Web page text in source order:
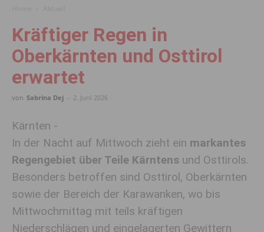
Kräftiger Regen in
Oberkärnten und Osttirol
erwartet
von Sabrina Dej - 2. Juni 2026
Kärnten -
In der Nacht auf Mittwoch zieht ein markantes
Regengebiet über Teile Kärntens und Osttirols.
Besonders betroffen sind Osttirol, Oberkärnten
sowie der Bereich der Karawanken, wo bis
Mittwochmittag mit teils kräftigen
Niederschlägen und eingelagerten Gewittern